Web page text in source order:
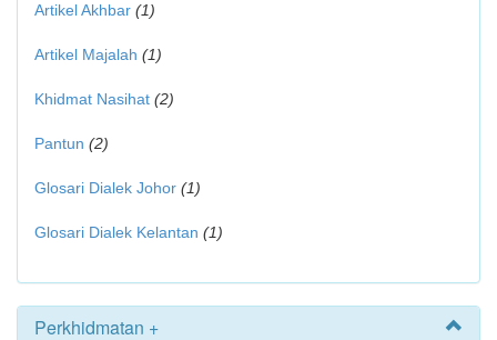
Artikel Akhbar (1)
Artikel Majalah (1)
Khidmat Nasihat (2)
Pantun (2)
Glosari Dialek Johor (1)
Glosari Dialek Kelantan (1)
Perkhidmatan +